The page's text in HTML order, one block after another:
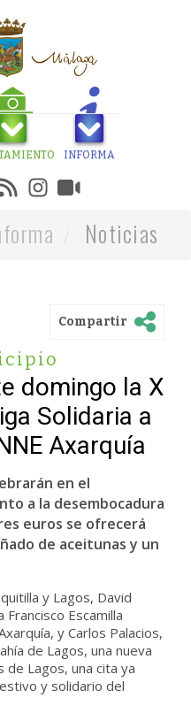
INFORMA
Noticias
Compartir
domingo la X
Solidaria a
Axarquía
en el
a la desembocadura
euros se ofrecerá
de aceitunas y un
y Lagos, David
Escamilla
y Carlos Palacios,
de Lagos, una nueva
de Lagos, una cita ya
y solidario del